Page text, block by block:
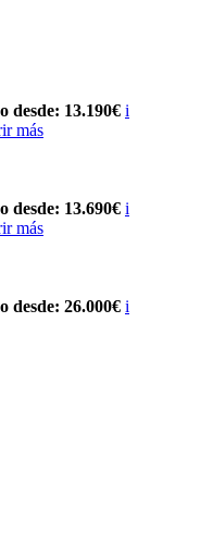
desde: 13.190€ i
más
desde: 13.690€ i
más
desde: 26.000€ i